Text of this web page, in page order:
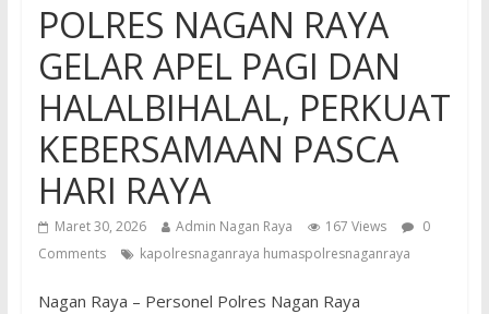
POLRES NAGAN RAYA
GELAR APEL PAGI DAN
HALALBIHALAL, PERKUAT
KEBERSAMAAN PASCA
HARI RAYA
Maret 30, 2026 Admin Nagan Raya 167 Views
0
Comments
kapolresnaganraya humaspolresnaganraya
Nagan Raya – Personel Polres Nagan Raya